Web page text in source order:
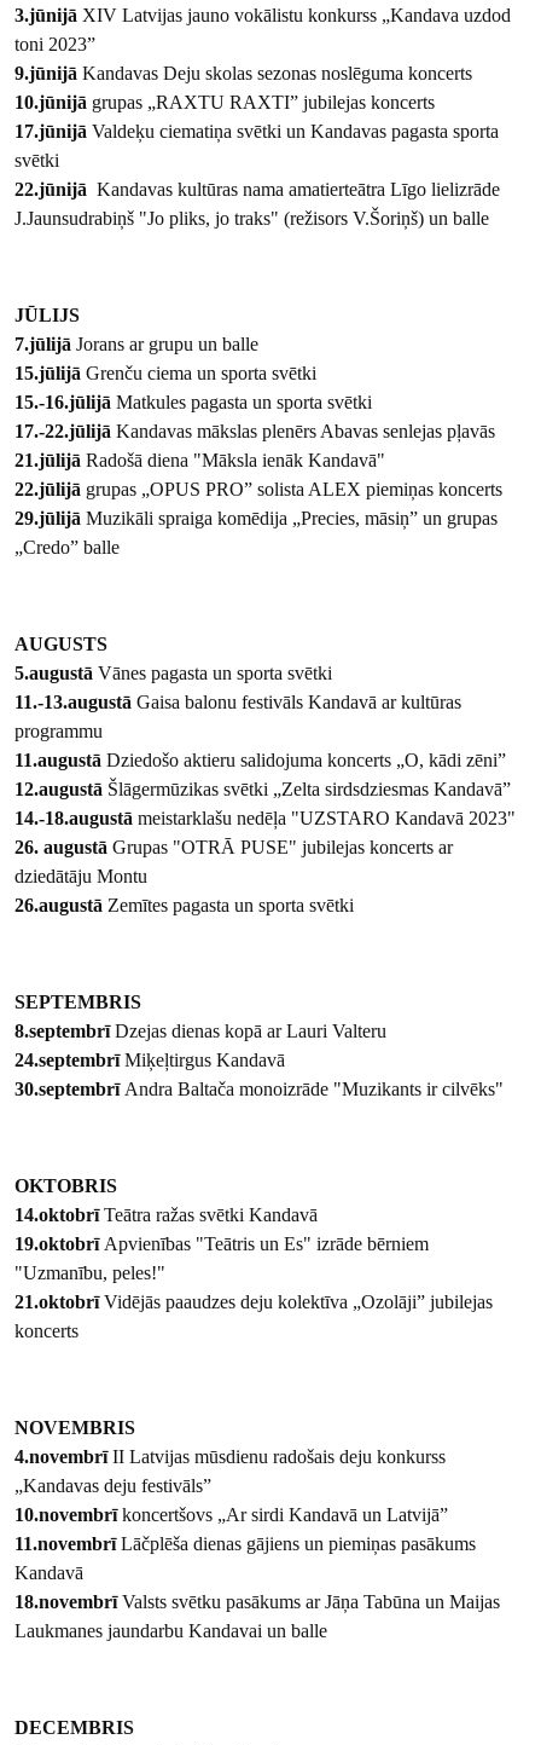
3.jūnijā XIV Latvijas jauno vokālistu konkurss „Kandava uzdod
toni 2023”
9.jūnijā Kandavas Deju skolas sezonas noslēguma koncerts
10.jūnijā grupas „RAXTU RAXTI” jubilejas koncerts
17.jūnijā Valdeķu ciematiņa svētki un Kandavas pagasta sporta
svētki
22.jūnijā Kandavas kultūras nama amatierteātra Līgo lielizrāde
J.Jaunsudrabiņš "Jo pliks, jo traks" (režisors V.Šoriņš) un balle
JŪLIJS
7.jūlijā Jorans ar grupu un balle
15.jūlijā Grenču ciema un sporta svētki
15.-16.jūlijā Matkules pagasta un sporta svētki
17.-22.jūlijā Kandavas mākslas plenērs Abavas senlejas pļavās
21.jūlijā Radošā diena "Māksla ienāk Kandavā"
22.jūlijā grupas „OPUS PRO” solista ALEX piemiņas koncerts
29.jūlijā Muzikāli spraiga komēdija „Precies, māsiņ” un grupas
„Credo” balle
AUGUSTS
5.augustā Vānes pagasta un sporta svētki
11.-13.augustā Gaisa balonu festivāls Kandavā ar kultūras
programmu
11.augustāDziedošo aktieru salidojuma koncerts „O, kādi zēni”
12.augustā Šlāgermūzikas svētki „Zelta sirdsdziesmas Kandavā”
14.-18.augustā meistarklašu nedēļa "UZSTARO Kandavā 2023"
26. augustā Grupas "OTRĀ PUSE" jubilejas koncerts ar
dziedātāju Montu
26.augustā Zemītes pagasta un sporta svētki
SEPTEMBRIS
8.septembrīDzejas dienas kopā ar Lauri Valteru
24.septembrīMiķeļtirgus Kandavā
30.septembrī Andra Baltača monoizrāde "Muzikants ir cilvēks"
OKTOBRIS
14.oktobrīTeātra ražas svētki Kandavā
19.oktobrī Apvienības "Teātris un Es" izrāde bērniem
"Uzmanību, peles!"
21.oktobrīVidējās paaudzes deju kolektīva „Ozolāji” jubilejas
koncerts
NOVEMBRIS
4.novembrīII Latvijas mūsdienu radošais deju konkurss
„Kandavas deju festivāls”
10.novembrīkoncertšovs „Ar sirdi Kandavā un Latvijā”
11.novembrīLāčplēša dienas gājiens un piemiņas pasākums
Kandavā
18.novembrīValsts svētku pasākums ar Jāņa Tabūna un Maijas
Laukmanes jaundarbu Kandavai un balle
DECEMBRIS